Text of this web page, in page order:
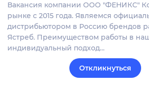
Вакансия компании ООО "ФЕНИКС"
рынке с 2015 года. Являемся
дистрибьютором в Россию брендов
Ястреб. Преимуществом работы в
индивидуальный подход…
Откликнуться